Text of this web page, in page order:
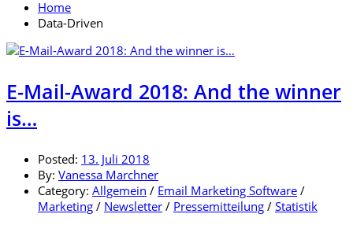
Home
Data-Driven
E-Mail-Award 2018: And the winner
is…
Posted: 13. Juli 2018
By: Vanessa Marchner
Category: Allgemein / Email Marketing Software /
Marketing / Newsletter / Pressemitteilung / Statistik